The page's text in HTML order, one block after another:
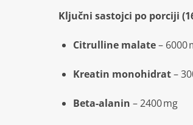
Ključni sastojci po porciji
Citrulline malate– 6000
Kreatin monohidrat–
Beta-alanin – 2400 mg